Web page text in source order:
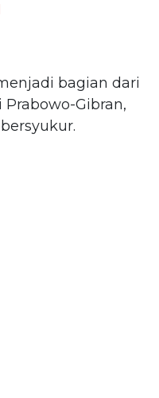
bagian dari
Gibran,